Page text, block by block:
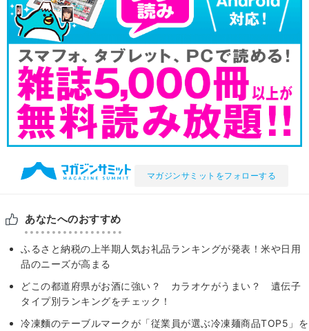
マガジンサミットをフォローする
あなたへのおすすめ
ふるさと納税の上半期⼈気お礼品ランキングが発表！米や日用
品のニーズが高まる
どこの都道府県がお酒に強い？ カラオケがうまい？ 遺伝子
タイプ別ランキングをチェック！
冷凍麵のテーブルマークが「従業員が選ぶ冷凍麺商品TOP5」を